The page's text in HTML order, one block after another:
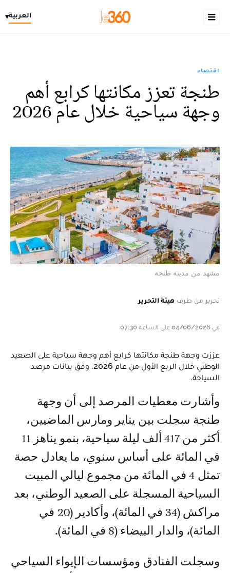
العربية▾
اقتصاد
طنجة تعزز مكانتها كرابع أهم
وجهة سياحية خلال عام 2026
مشهد من مدينة طنجة
تحرير من طرف هيئة التحرير
في 04/06/2026 على الساعة 07:30
عززت وجهة طنجة مكانتها كرابع أهم وجهة سياحية على الصعيد
الوطني خلال الربع الأول من عام 2026، وفق بيانات مرصد
السياحة.
وأشارت معطيات المرصد إلى أن وجهة
طنجة سجلت بين يناير ومارس الماضيين،
أكثر من 417 ألف ليلة سياحية، بنمو يناهز 11
في المائة على أساس سنوي، ما يعادل حصة
تمثل 4 في المائة من مجموع ليالي المبيت
السياحية المسجلة على الصعيد الوطني، بعد
مراكش (34 في المائة)، وأكادير (20 في
المائة)، والدار البيضاء (8 في المائة).
وسجلت الفنادق ومؤسسات الإيواء السياحي